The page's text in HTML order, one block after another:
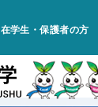
在学生・保護者の方